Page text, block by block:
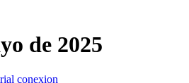
de 2025